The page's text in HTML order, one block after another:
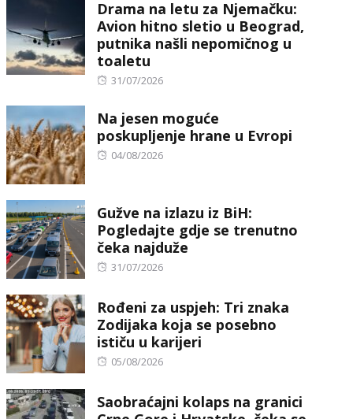
Drama na letu za Njemačku:
Avion hitno sletio u Beograd,
putnika našli nepomičnog u
toaletu
Posted
31/07/2026
Na jesen moguće
poskupljenje hrane u Evropi
Posted
04/08/2026
Gužve na izlazu iz BiH:
Pogledajte gdje se trenutno
čeka najduže
Posted
31/07/2026
Rođeni za uspjeh: Tri znaka
Zodijaka koja se posebno
ističu u karijeri
Posted
05/08/2026
Saobraćajni kolaps na granici